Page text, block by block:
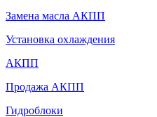
Замена масла АКПП
Установка охлаждения
АКПП
Продажа АКПП
Гидроблоки